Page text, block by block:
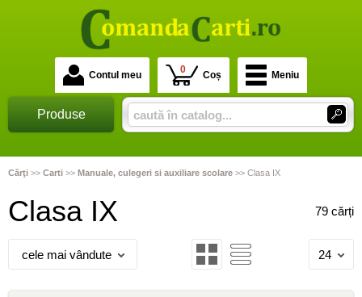
Contul meu 0 Coș Meniu
Produse
Cărţi >> Carti >> Manuale, culegeri si auxiliare scolare >> Clasa IX
Clasa IX 79 cărți
cele mai vândute 24